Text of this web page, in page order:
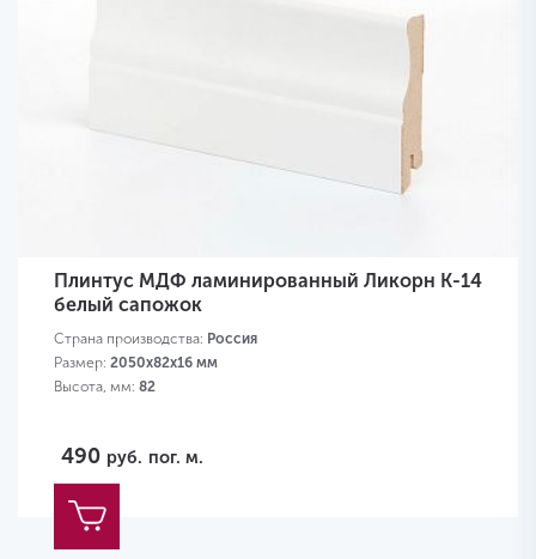
Плинтус МДФ ламинированный Ликорн K-14
белый сапожок
Страна производства: Россия
Размер: 2050х82х16 мм
Высота, мм: 82
490 руб. пог. м.